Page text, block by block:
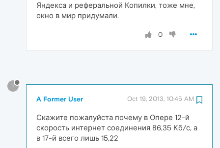
Яндекса и реферальной Копилки, тоже мне,
окно в мир придумали.
0
?
A Former User Oct 19, 2013, 10:45 AM
Скажите пожалуйста почему в Опере 12-й
скорость интернет соединения 86,35 Кб/с, а
в 17-й всего лишь 15,22